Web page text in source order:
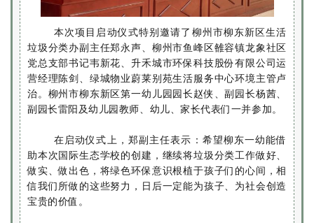
本次项目启动仪式特别邀请了柳州市柳东新区生活
垃圾分类办副主任郑永声、柳州市鱼峰区雒容镇龙象社区
党总支部书记韦新花、升禾城市环保科技股份有限公司运
营经理陈剑、绿城物业蔚莱别苑生活服务中心环境主管卢
治。柳州市柳东新区第一幼儿园园长赵侠、副园长杨茜、
副园长雷阳及幼儿园教师、幼儿、家长代表们一并参加。
在启动仪式上，郑副主任表示：希望柳东一幼能借
助本次国际生态学校的创建，继续将垃圾分类工作做好、
做实、做出色，将绿色环保意识根植于孩子们的心间，相
信我们所做的这些努力，日后一定能为孩子、为社会创造
宝贵的价值。